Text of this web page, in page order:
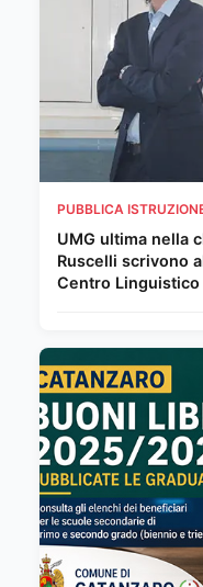
PUBBLICA
UMG ultima nella
Ruscelli scrivono
Centro Linguistico